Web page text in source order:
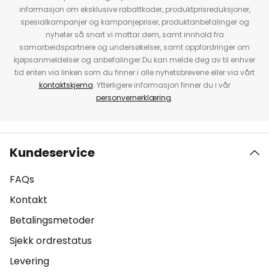
informasjon om eksklusive rabattkoder, produktprisreduksjoner,
spesialkampanjer og kampanjepriser, produktanbefalinger og
nyheter så snart vi mottar dem, samt innhold fra
samarbeidspartnere og undersøkelser, samt oppfordringer om
kjøpsanmeldelser og anbefalinger.Du kan melde deg av til enhver
tid enten via linken som du finner i alle nyhetsbrevene eller via vårt
kontaktskjema. Ytterligere informasjon finner du i vår
personvernerklæring.
Kundeservice
FAQs
Kontakt
Betalingsmetoder
Sjekk ordrestatus
Levering